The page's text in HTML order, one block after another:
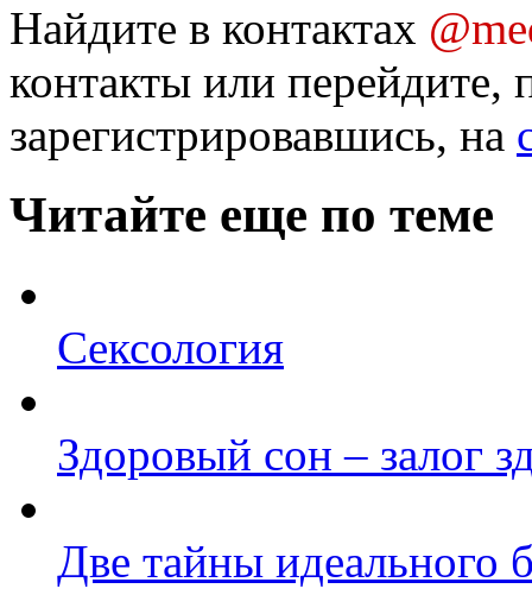
Найдите в контактах
контакты или перейдите,
зарегистрировавшись, на
Читайте еще по теме
Сексология
Здоровый сон – залог
Две тайны идеального